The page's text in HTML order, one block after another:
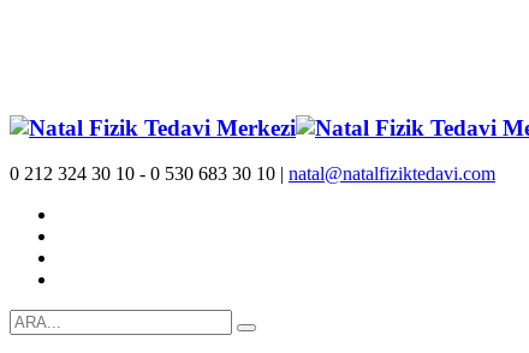
0 212 324 30 10 - 0 530 683 30 10 | natal@natalfiziktedavi.com